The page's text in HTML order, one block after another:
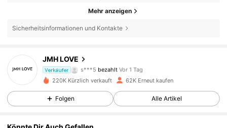
Mehr anzeigen
Sicherheitsinformationen und Kontakte
JMH LOVE
Verkäufer
4,91
s***5 bezahlt Vor 1 Tag
Vor 9 Stunden
4,91 10K Follower
220K Kürzlich verkauft 62K Erneut kaufen
Folgen Alle Artikel